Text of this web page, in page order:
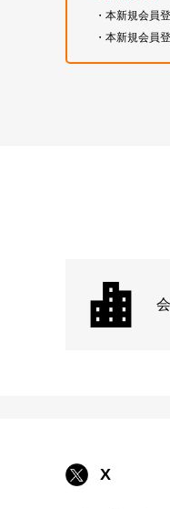
・本新規会員
・本新規会員
X